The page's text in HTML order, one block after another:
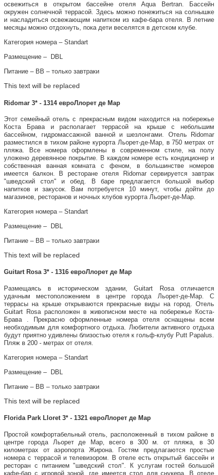
освежиться в открытом бассейне отеля Aqua Bertran. Бассейн
окружен солнечной террасой. Здесь можно понежиться на солнышке
и насладиться освежающим напитком из кафе-бара отеля. В летние
месяцы можно отдохнуть, пока дети веселятся в детском клубе.
Категория номера – Standart
Размещение – DBL
Питание – ВВ – только завтраки
This text will be replaced
Ridomar 3* - 1314 евроЛлорет де Мар
Этот семейный отель с прекрасным видом находится на побережье
Коста Брава и располагает террасой на крыше с небольшим
бассейном, гидромассажной ванной и шезлонгами. Отель Ridomar
разместился в тихом районе курорта Льорет-де-Мар, в 750 метрах от
пляжа. Все номера оформлены в современном стиле, на полу
уложено деревянное покрытие. В каждом номере есть кондиционер и
собственная ванная комната с феном, в большинстве номеров
имеется балкон. В ресторане отеля Ridomar сервируется завтрак
"шведский стол" и обед. В баре предлагается большой выбор
напитков и закусок. Вам потребуется 10 минут, чтобы дойти до
магазинов, ресторанов и ночных клубов курорта Льорет-де-Мар.
Категория номера – Standart
Размещение – DBL
Питание – ВВ – только завтраки
This text will be replaced
Guitart Rosa 3* - 1316 евроЛлорет де Мар
Размещаясь в историческом здании, Guitart Rosa отличается
удачным местоположением в центре города Льорет-де-Мар. С
террасы на крыше открываются прекрасные виды на город. Отель
Guitart Rosa расположен в живописном месте на побережье Коста-
Брава . Прекрасно оформленные номера отеля оснащены всем
необходимым для комфортного отдыха. Любители активного отдыха
будут приятно удивлены близостью отеля к гольф-клубу Putt Papalus.
Пляж в 200 - метрах от отеля.
Категория номера – Standart
Размещение – DBL
Питание – ВВ – только завтраки
This text will be replaced
Florida Park Lloret 3* - 1321 евроЛлорет де Мар
Простой комфортабельный отель, расположенный в тихом районе в
центре города Льорет де Мар, всего в 300 м. от пляжа, в 30
километрах от аэропорта Жирона. Гостям предлагаются простые
номера с террасой и телевизором. В отеле есть открытый бассейн и
ресторан с питанием "шведский стол". К услугам гостей большой
кафе-бар с игровой зоной, где имеется стол для снукера. В отеле